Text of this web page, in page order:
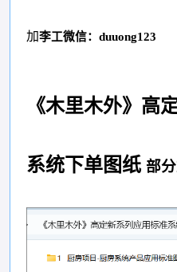
加李工微信：duuong123
《木里木外》高
系统下单图纸 部